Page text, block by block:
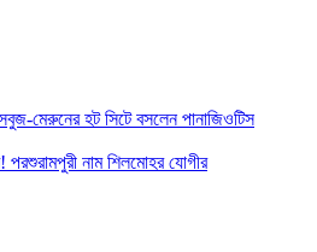
মেরুনের হট সিটে বসলেন পানাজিওটিস
পরশুরামপুরী নাম শিলমোহর যোগীর